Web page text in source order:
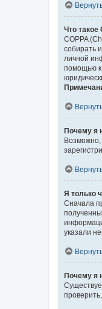
Что такое
COPPA
собирать
личной
помощью к
Почему я
Возможно,
Я только
Сначала
указали
Почему я